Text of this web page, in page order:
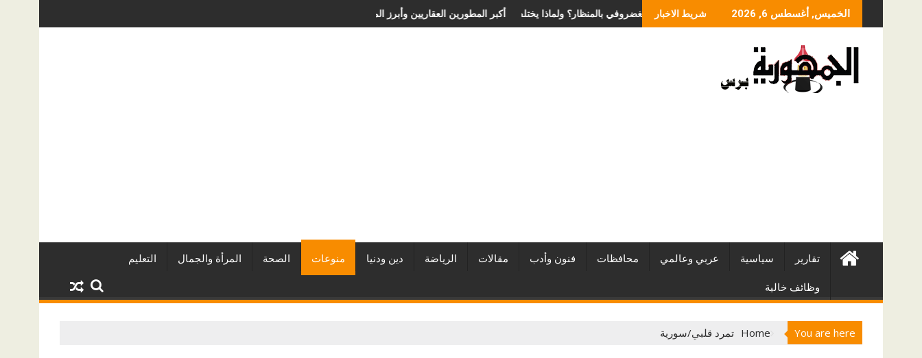
to
الخميس, أغسطس 6, 2026 شريط الاخبار أفضل شركات التطوير العقاري في مصر من URE | أكبر المطورين العقاريين وأبرز المشروعاتما الذي يحدد سعر عملية الانزلاق الغضروفي بالمنظار؟ ولماذا يختلف من مريض لآخر؟
تقارير سياسية عربي وعالمي محافظات فنون وأدب مقالات الرياضة دين ودنيا منوعات الصحة المرأة والجمال التعليم
وظائف خالية
You are here
Home تمرد قلبي/سورية